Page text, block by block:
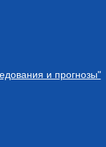
и прогнозы"